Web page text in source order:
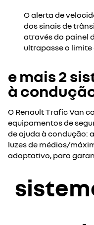
O alerta de
dos sinais de
através do painel
ultrapasse o
e mais 2
à
O Renault Trafic Van
equipamentos de
de ajuda à condução:
luzes de médios/
adaptativo, para